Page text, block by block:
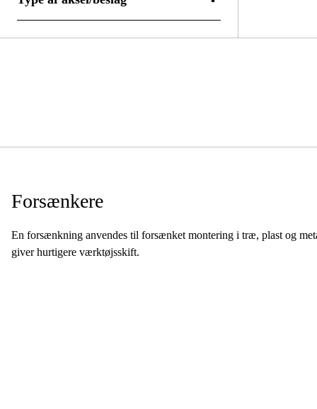
DKK DKK
Planförsänkare
Cylindrisk
Forsænkere
En forsænkning anvendes til forsænket montering i træ, plast og
giver hurtigere værktøjsskift.